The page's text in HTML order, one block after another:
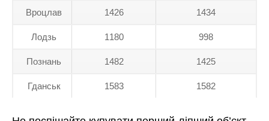
Вроцлав 1426 1434
Лодзь 1180 998
Познань 1482 1425
Гданськ 1583 1582